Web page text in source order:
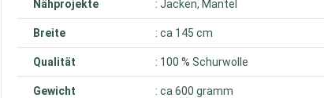
Nähprojekte : Jacken, Mäntel
Breite : ca 145 cm
Qualität : 100 % Schurwolle
Gewicht : ca 600 gramm